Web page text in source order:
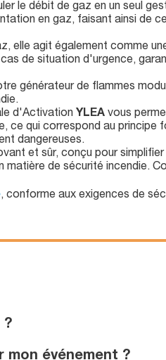
le débit de gaz en un seul
en gaz, faisant ainsi de
elle agit également comme
de situation d'urgence,
générateur de flammes
d'Activation YLEA vous
qui correspond au principe
dangereuses.
et sûr, conçu pour
de sécurité incendie.
, conforme aux exigences de
?
mon événement ?